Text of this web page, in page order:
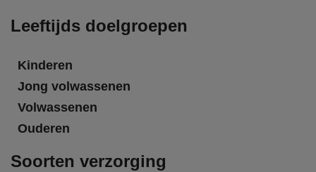
Leeftijds doelgroepen
Kinderen
Jong volwassenen
Volwassenen
Ouderen
Soorten verzorging